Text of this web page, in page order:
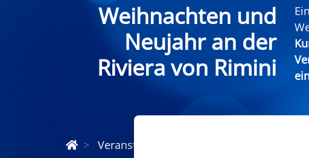
Weihnachten und
Neujahr an der
Riviera von Rimini
Veranstaltungen zu Weihnachten und